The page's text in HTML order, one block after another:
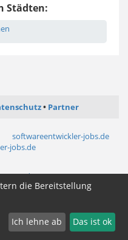
Städten:
Partner
softwareentwickler-jobs.de
jobs.de
ändern
die Bereitstellung
Ich lehne ab Das ist ok